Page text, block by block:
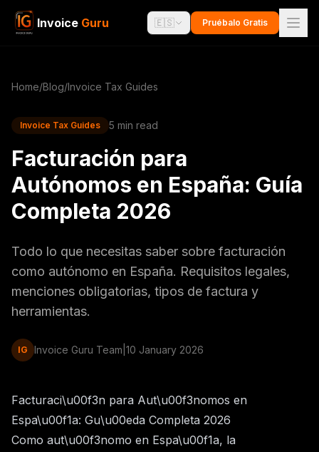
Invoice Guru 🇪🇸 Pruébalo Gratis
Home/Blog/Invoice Tax Guides
Invoice Tax Guides 5 min read
Facturación para
Autónomos en España: Guía
Completa 2026
Todo lo que necesitas saber sobre facturación
como autónomo en España. Requisitos legales,
menciones obligatorias, tipos de factura y
herramientas.
IG Invoice Guru Team 10 January 2026
Facturaci\u00f3n para Aut\u00f3nomos en
Espa\u00f1a: Gu\u00eda Completa 2026
Como aut\u00f3nomo en Espa\u00f1a, la